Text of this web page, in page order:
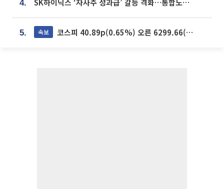
4. SK하이닉스 ‘자사주 성과급’ 갈등 격화…통합노조 출범 움직임
5. 속보 코스피 40.89p(0.65%) 오른 6299.66(마감)